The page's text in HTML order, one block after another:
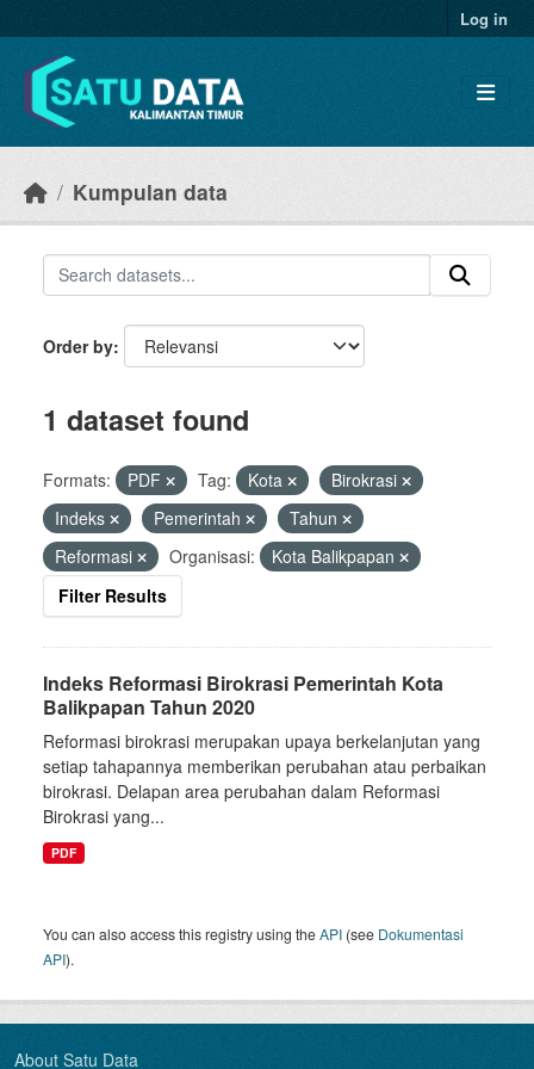
Log in
Kumpulan data
Order by
1 dataset found
Formats: PDF Tag: Kota
Birokrasi
Indeks
Pemerintah
Tahun
Reformasi
Organisasi:
Kota Balikpapan
Filter Results
Indeks Reformasi Birokrasi Pemerintah Kota
Balikpapan Tahun 2020
Reformasi birokrasi merupakan upaya berkelanjutan yang
setiap tahapannya memberikan perubahan atau perbaikan
birokrasi. Delapan area perubahan dalam Reformasi
Birokrasi yang...
PDF
You can also access this registry using theAPI (see Dokumentasi
API).
About Satu Data